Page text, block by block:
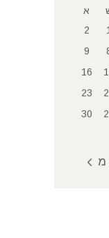
א
2
9
16
23
30
מאי